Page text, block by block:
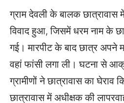
ग्राम देवली के बालक
विवाद हुआ, जिसमें धरम नाम के
गई। मारपीट के बाद छात्र अपने
वहां फांसी लगा ली। घटना से
ग्रामीणों ने छात्रावास का घेराव
छात्रावास में अधीक्षक की